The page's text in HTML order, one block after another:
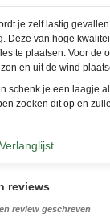
je zelf lastig
Deze van hoge
te plaatsen. Voor de
en uit de wind
schenk je een laagje
zoeken dit op en
reviews
review geschreven